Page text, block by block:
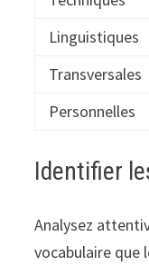
Linguistiques
Transversales
Personnelles
Identifier
Analysez
vocabulaire que